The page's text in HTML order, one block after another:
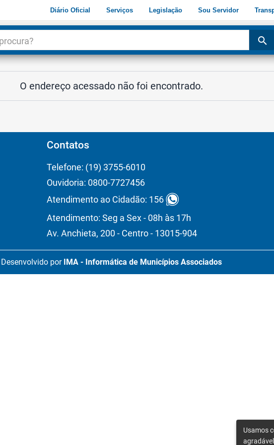
Diário Oficial Serviços Legislação Sou Servidor
search
O endereço acessado não foi encontrado.
Contatos
Telefone: (19) 3755-6010
Ouvidoria: 0800-7727456
Atendimento ao Cidadão: 156
Atendimento: Seg a Sex - 08h às 17h
Av. Anchieta, 200 - Centro - 13015-904
Desenvolvido por IMA - Informática de Municípios Associados
Usamos